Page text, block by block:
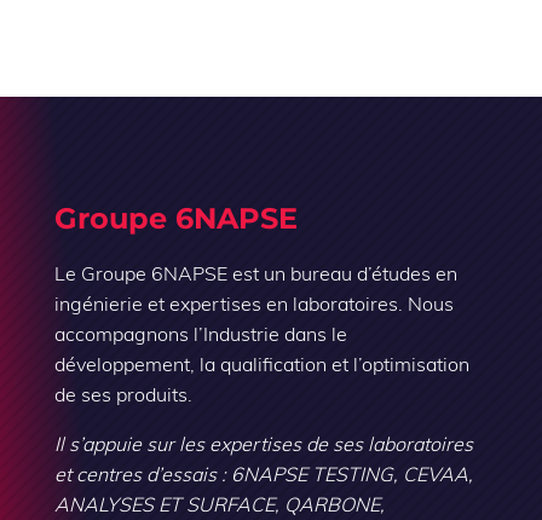
Groupe 6NAPSE
Le Groupe 6NAPSE est un bureau d’études en
ingénierie et expertises en laboratoires. Nous
accompagnons l’Industrie dans le
développement, la qualification et l’optimisation
de ses produits.
Il s’appuie sur les expertises de ses laboratoires
et centres d’essais : 6NAPSE TESTING, CEVAA,
ANALYSES ET SURFACE, QARBONE,